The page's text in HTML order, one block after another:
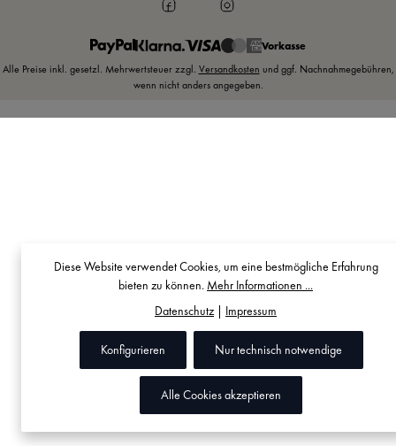
Vorkasse
Alle Preise inkl. gesetzl. Mehrwertsteuer zzgl. Versandkosten und ggf. Nachnahmegebühren,
wenn nicht anders angegeben.
Diese Website verwendet Cookies, um eine bestmögliche Erfahrung
bieten zu können. Mehr Informationen ...
Datenschutz| Impressum
Nur technisch notwendige
Konfigurieren
Alle Cookies akzeptieren